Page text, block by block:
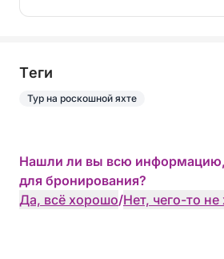
Tеги
Тур на роскошной яхте
Нашли ли вы всю
для бронирования?
Да, всё хорошо/Нет, чего-то не